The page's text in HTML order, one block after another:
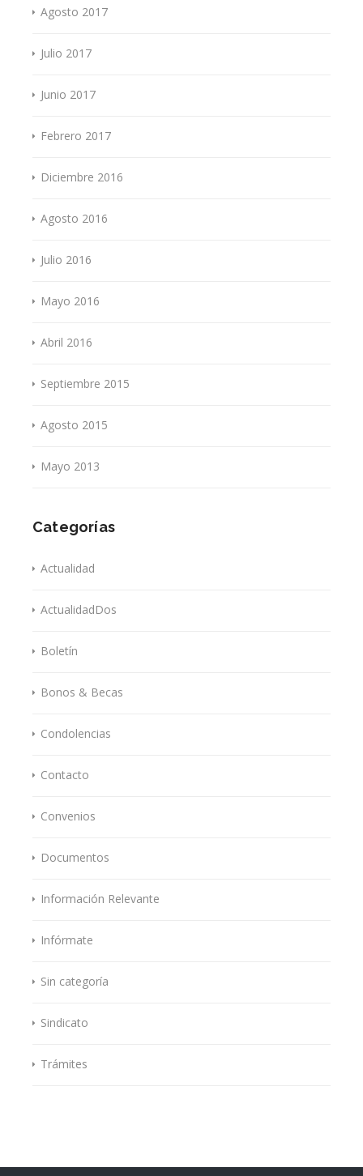
Agosto 2017
Julio 2017
Junio 2017
Febrero 2017
Diciembre 2016
Agosto 2016
Julio 2016
Mayo 2016
Abril 2016
Septiembre 2015
Agosto 2015
Mayo 2013
Categorías
Actualidad
ActualidadDos
Boletín
Bonos & Becas
Condolencias
Contacto
Convenios
Documentos
Información Relevante
Infórmate
Sin categoría
Sindicato
Trámites